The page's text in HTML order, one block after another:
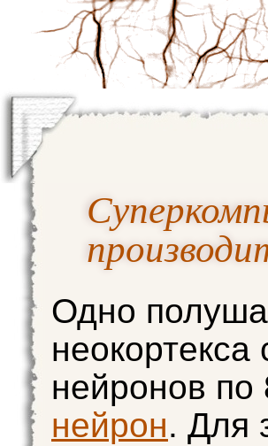
Одно
нейронов по
нейрон. Для